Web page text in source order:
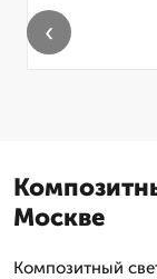
‹
Москве
Композитный